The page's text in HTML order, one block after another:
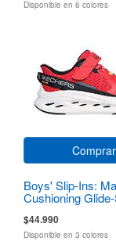
Disponible en 6 colores
Comprar
Boys' Slip-Ins:
Cushioning
$44.990
Disponible en 3 colores